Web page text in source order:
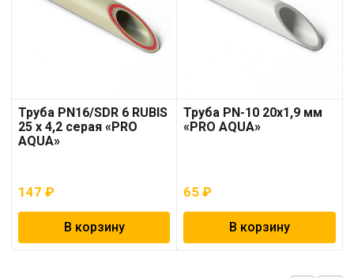
Труба PN16/SDR 6 RUBIS
25 x 4,2 серая «PRO
AQUA»
147 ₽
В корзину
Труба PN-10 20х1,9 мм
«PRO AQUA»
65₽
В корзину